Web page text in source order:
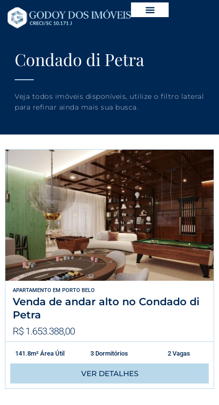
Condado di Petra
Veja todos imóveis disponíveis, utilize o filtro lateral
para refinar ainda mais sua busca.
APARTAMENTO EM PORTO BELO
Venda de andar alto no Condado di
Petra
R$ 1.653.388,00
141.8m² Área Útil 3 Dormitórios 2 Vagas
VER DETALHES